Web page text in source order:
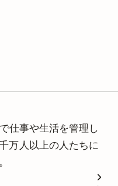
仕事や生活を管理し
万人以上の人たちに